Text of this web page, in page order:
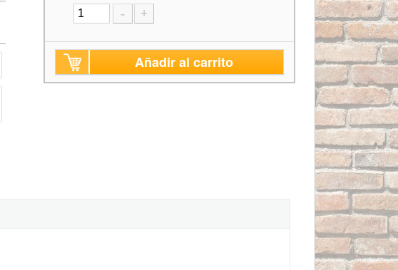
- +
Añadir al carrito